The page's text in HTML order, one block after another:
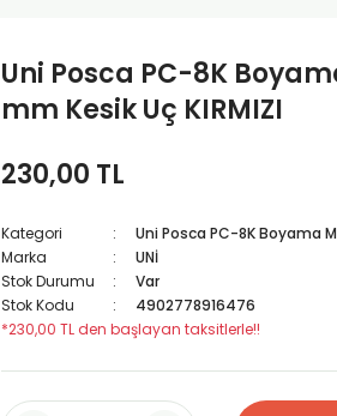
Uni Posca PC-8K
mm Kesik Uç KIRMIZI
230,00 TL
Kategori
Uni Posca PC-8K Boyama
Marka
UNİ
Stok Durumu
Var
Stok Kodu
4902778916476
*230,00 TL den başlayan taksitlerle!!